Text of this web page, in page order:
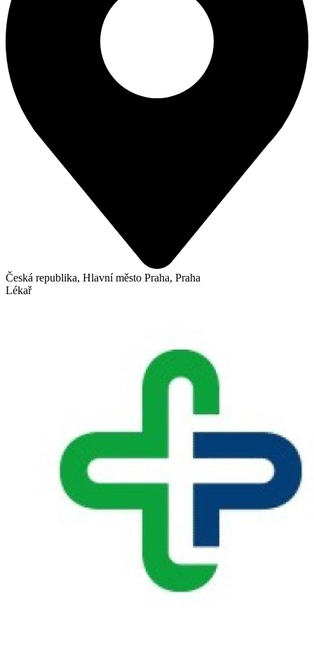
Česká republika, Hlavní město Praha, Praha
Lékař